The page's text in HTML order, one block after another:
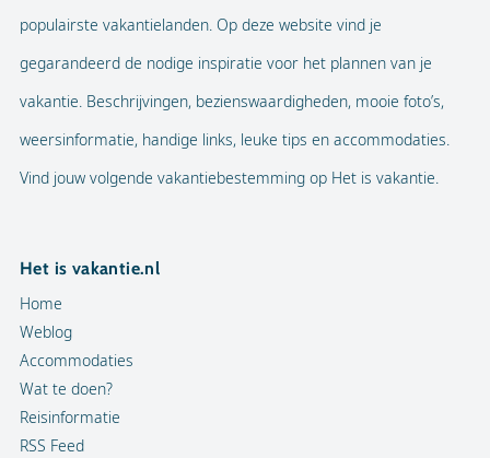
populairste vakantielanden. Op deze website vind je
gegarandeerd de nodige inspiratie voor het plannen van je
vakantie. Beschrijvingen, bezienswaardigheden, mooie foto’s,
weersinformatie, handige links, leuke tips en accommodaties.
Vind jouw volgende vakantiebestemming op Het is vakantie.
Het is vakantie.nl
Home
Weblog
Accommodaties
Wat te doen?
Reisinformatie
RSS Feed